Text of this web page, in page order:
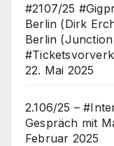
#2107/25
Berlin (Dirk
Berlin
22. Mai 2025
2.106/25 –
Gespräch mit
Februar 2025